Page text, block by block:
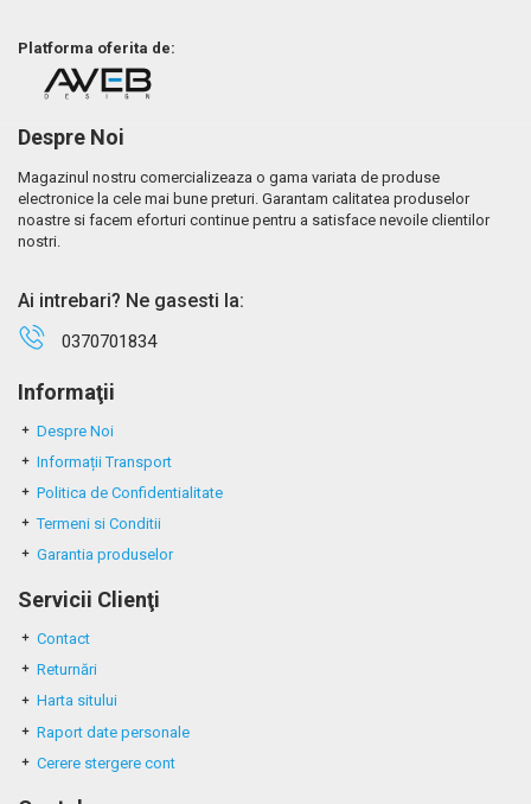
Platforma oferita de:
Despre Noi
Magazinul nostru comercializeaza o gama variata de produse
electronice la cele mai bune preturi. Garantam calitatea produselor
noastre si facem eforturi continue pentru a satisface nevoile clientilor
nostri.
Ai intrebari? Ne gasesti la:
0370701834
Informaţii
Despre Noi
Informații Transport
Politica de Confidentialitate
Termeni si Conditii
Garantia produselor
Servicii Clienţi
Contact
Returnări
Harta sitului
Raport date personale
Cerere stergere cont